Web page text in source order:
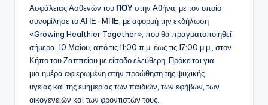
Ασφάλειας Ασθενών τουΠΟΥστην Αθήνα, με τον οποίο
συνομίλησε το ΑΠΕ-ΜΠΕ, με αφορμή την εκδήλωση
«Growing Healthier Together», που θα πραγματοποιηθεί
σήμερα, 10 Μαΐου, από τις 11:00 π.μ. έως τις 17:00 μ.μ., στον
Κήπο του Ζαππείου με είσοδο ελεύθερη. Πρόκειται για
μια ημέρα αφιερωμένη στην προώθηση της ψυχικής
υγείας και της ευημερίας των παιδιών, των εφήβων, των
οικογενειών και των φροντιστών τους.